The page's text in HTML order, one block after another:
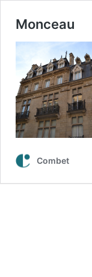
Monceau
Combet